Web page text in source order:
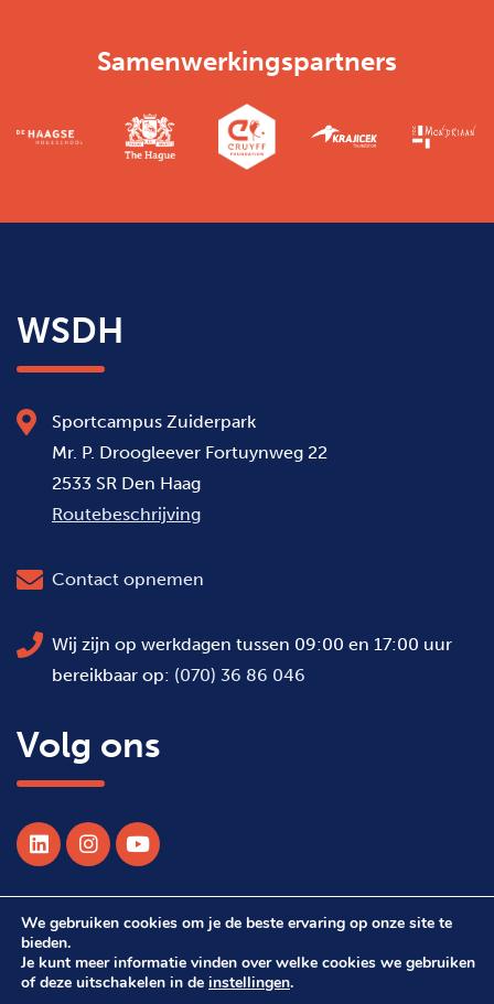
Samenwerkingspartners
WSDH
Sportcampus Zuiderpark
Mr. P. Droogleever Fortuynweg 22
2533 SR Den Haag
Routebeschrijving
Contact opnemen
Wij zijn op werkdagen tussen 09:00 en 17:00 uur
bereikbaar op: (070) 36 86 046
Volg ons
© 2026 Alle rechten voorbehouden WSDH
We gebruiken cookies om je de beste ervaring op onze site te
bieden.
Je kunt meer informatie vinden over welke cookies we gebruiken
of deze uitschakelen in de instellingen.